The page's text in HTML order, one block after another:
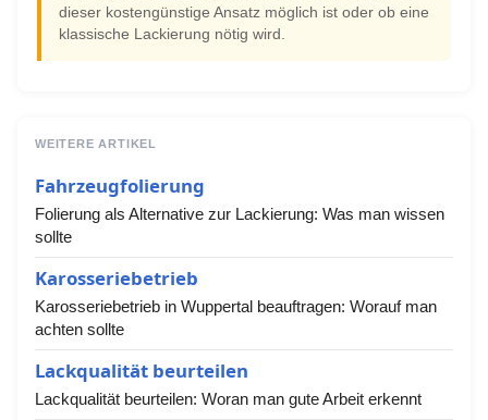
dieser kostengünstige Ansatz möglich ist oder ob eine
klassische Lackierung nötig wird.
WEITERE ARTIKEL
Fahrzeugfolierung
Folierung als Alternative zur Lackierung: Was man wissen
sollte
Karosseriebetrieb
Karosseriebetrieb in Wuppertal beauftragen: Worauf man
achten sollte
Lackqualität beurteilen
Lackqualität beurteilen: Woran man gute Arbeit erkennt